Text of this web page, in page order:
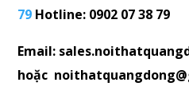
79 Hotline: 0902 07 38 79
Email:
hoặc